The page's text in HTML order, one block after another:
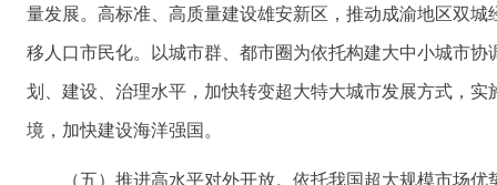
量发展。高标准、高质量建设雄安新区，推动成渝地区双
移人口市民化。以城市群、都市圈为依托构建大中小城市
划、建设、治理水平，加快转变超大特大城市发展方式，
境，加快建设海洋强国。
（五）推进高水平对外开放。依托我国超大规模市场